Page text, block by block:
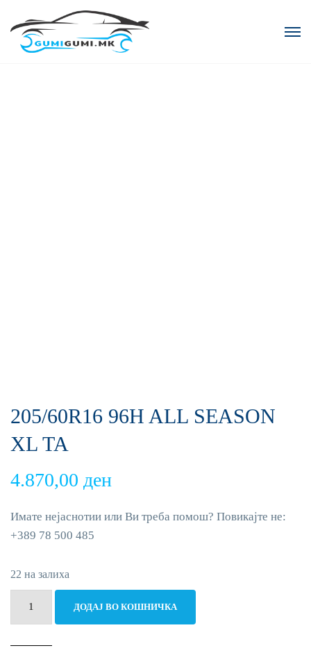
205/60R16 96H ALL SEASON
XL TA
4.870,00 ден
Имате нејаснотии или Ви треба помош? Повикајте не:
+389 78 500 485
22 на залиха
ДОДАЈ ВО КОШНИЧКА